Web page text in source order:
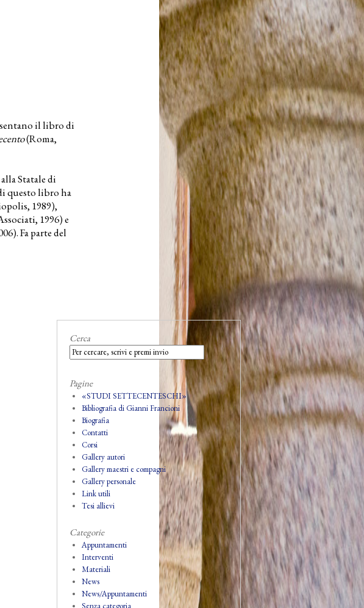
il libro di
(Roma,
Statale di
questo libro ha
1989),
1996) e
Fa parte del
Cerca
Pagine
«STUDI SETTECENTESCHI»
Bibliografia di Gianni Francioni
Biografia
Contatti
Corsi
Gallery autori
Gallery maestri e compagni
Gallery personale
Link utili
Tesi allievi
Categorie
Appuntamenti
Interventi
Materiali
News
News/Appuntamenti
Senza categoria